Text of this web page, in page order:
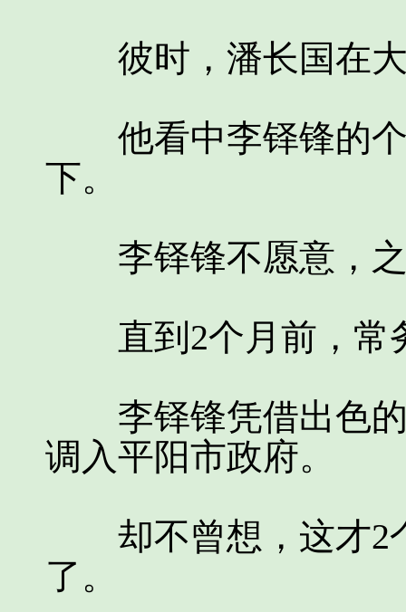
彼时，潘长国在大
他看中李铎锋的个
下。
李铎锋不愿意，之
直到2个月前，常
李铎锋凭借出色的
调入平阳市政府。
却不曾想，这才2
了。